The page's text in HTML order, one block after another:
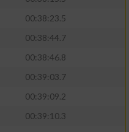
00:38:23.5
00:38:44.7
00:38:46.8
00:39:03.7
00:39:09.2
00:39:10.3